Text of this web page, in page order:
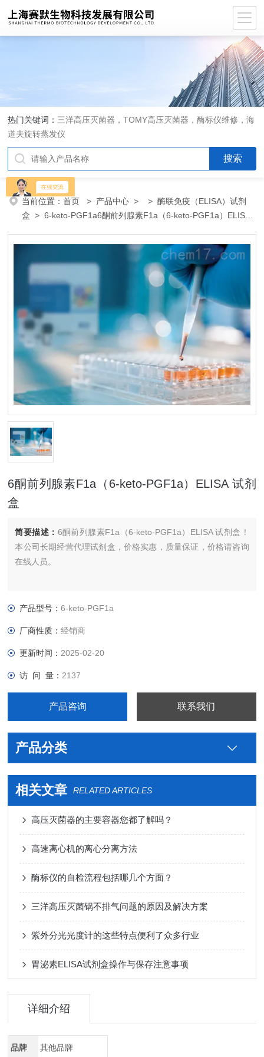
热门关键词： 三洋高压灭菌器，TOMY高压灭菌器，酶标仪维修，海
道夫旋转蒸发仪
当前位置：首页 > 产品中心 > >酶联免疫（ELISA）试剂
盒 > 6-keto-PGF1a6酮前列腺素F1a（6-keto-PGF1a）ELISA
6酮前列腺素F1a（6-keto-PGF1a）ELISA 试剂
盒
简要描述： 6酮前列腺素F1a（6-keto-PGF1a）ELISA 试剂盒！
本公司长期经营代理试剂盒，价格实惠，质量保证，价格请咨询
在线人员。
产品型号：6-keto-PGF1a
厂商性质：经销商
更新时间： 2025-02-20
访 问 量： 2137
产品咨询 联系我们
产品分类
相关文章 RELATED ARTICLES
高压灭菌器的主要容器您都了解吗？
高速离心机的离心分离方法
酶标仪的自检流程包括哪几个方面？
三洋高压灭菌锅不排气问题的原因及解决方案
紫外分光光度计的这些特点便利了众多行业
胃泌素ELISA试剂盒操作与保存注意事项
详细介绍
品牌 其他品牌